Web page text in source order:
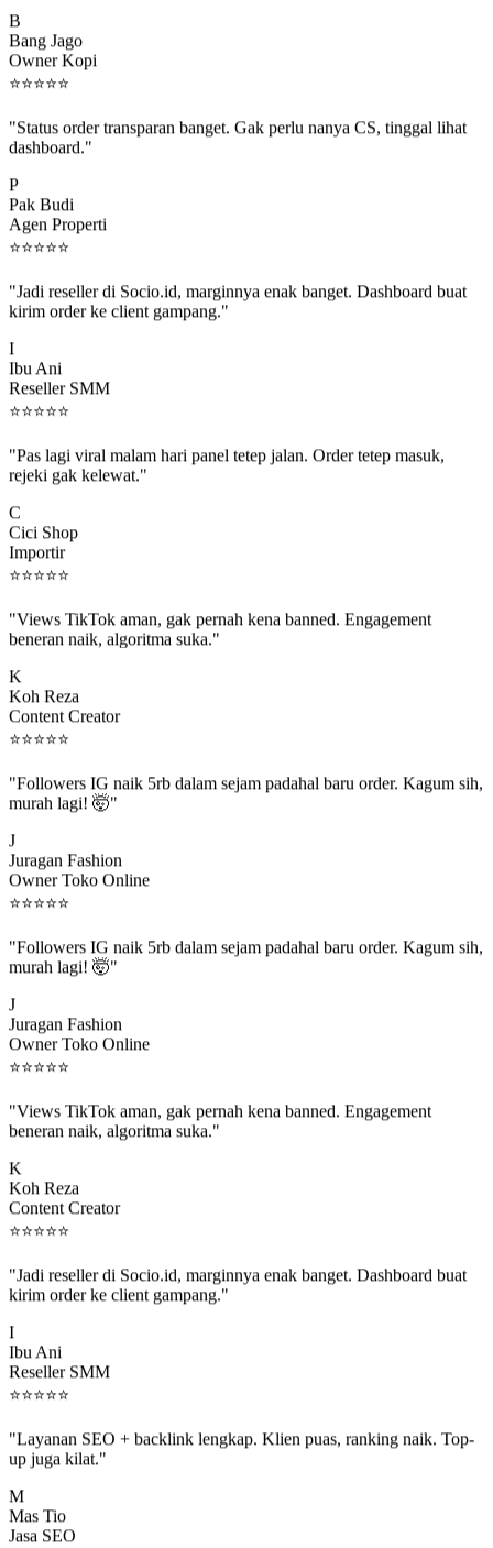
Bang Jago
Owner Kopi
⭐⭐⭐⭐⭐
dashboard."
Pak Budi
Agen Properti
⭐⭐⭐⭐⭐
kirim order ke client gampang."
Ibu Ani
Reseller SMM
⭐⭐⭐⭐⭐
rejeki gak kelewat."
Cici Shop
Importir
⭐⭐⭐⭐⭐
beneran naik, algoritma suka."
Koh Reza
Content Creator
⭐⭐⭐⭐⭐
murah lagi! 🤯"
Juragan Fashion
Owner Toko Online
⭐⭐⭐⭐⭐
murah lagi! 🤯"
Juragan Fashion
Owner Toko Online
⭐⭐⭐⭐⭐
beneran naik, algoritma suka."
Koh Reza
Content Creator
⭐⭐⭐⭐⭐
kirim order ke client gampang."
Ibu Ani
Reseller SMM
⭐⭐⭐⭐⭐
up juga kilat."
Mas Tio
Jasa SEO
⭐⭐⭐⭐⭐